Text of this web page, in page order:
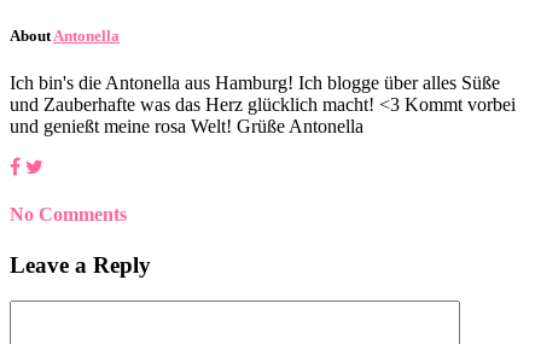
About Antonella
Ich bin's die Antonella aus Hamburg! Ich blogge über alles Süße
und Zauberhafte was das Herz glücklich macht! <3 Kommt vorbei
und genießt meine rosa Welt! Grüße Antonella
No Comments
Leave a Reply